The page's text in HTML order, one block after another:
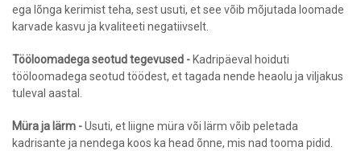
ega lõnga kerimist teha, sest usuti, et see võib mõjutada loomade
karvade kasvu ja kvaliteeti negatiivselt.
Tööloomadega seotud tegevused - Kadripäeval hoiduti
tööloomadega seotud töödest, et tagada nende heaolu ja viljakus
tuleval aastal.
Müra ja lärm -Usuti, et liigne müra või lärm võib peletada
kadrisante ja nendega koos ka head õnne, mis nad tooma pidid.